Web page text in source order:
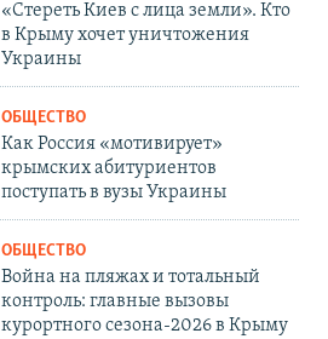
«Стереть Киев с лица земли». Кто
в Крыму хочет уничтожения
Украины
ОБЩЕСТВО
Как Россия «мотивирует»
крымских абитуриентов
поступать в вузы Украины
ОБЩЕСТВО
Война на пляжах и тотальный
контроль: главные вызовы
курортного сезона-2026 в Крыму